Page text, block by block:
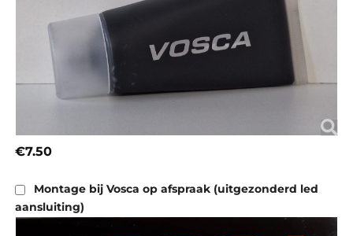
€7.50
Montage bij Vosca op afspraak (uitgezonderd led
aansluiting)